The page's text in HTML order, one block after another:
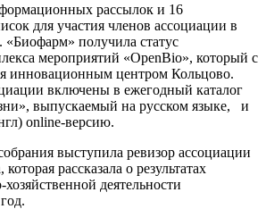
рассылок и 16
для участия членов ассоциации в
«Биофарм» получила статус
мероприятий «OpenBio», который с
инновационным центром Кольцово.
включены в ежегодный каталог
выпускаемый на русском языке, и
online-версию.
выступила ревизор ассоциации
рассказала о результатах
деятельности